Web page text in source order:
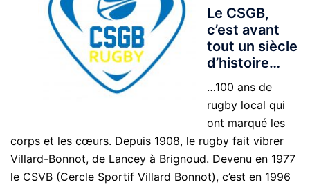
Le CSGB,
c’est avant
tout un siècle
d’histoire…
…100 ans de
rugby local qui
ont marqué les
corps et les cœurs. Depuis 1908, le rugby fait vibrer
Villard-Bonnot, de Lancey à Brignoud. Devenu en 1977
le CSVB (Cercle Sportif Villard Bonnot), c’est en 1996